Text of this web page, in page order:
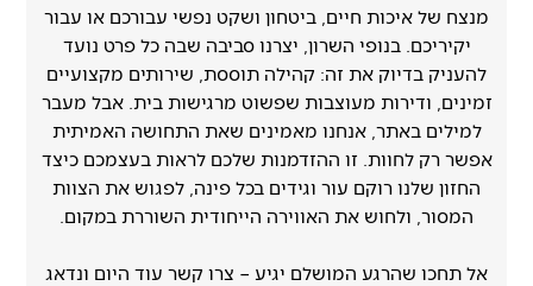
מנצח של איכות חיים, ביטחון ושקט נפשי עבורכם או עבור
יקיריכם. בנופי השרון, יצרנו סביבה שבה כל פרט נועד
להעניק בדיוק את זה: קהילה תוססת, שירותים מקצועיים
זמינים, ודירות מעוצבות שפשוט מרגישות בית. אבל מעבר
למילים באתר, אנחנו מאמינים שאת התחושה האמיתית
אפשר רק לחוות. זו ההזדמנות שלכם לראות בעצמכם כיצד
החזון שלנו רוקם עור וגידים בכל פינה, לפגוש את הצוות
המסור, ולחוש את האווירה הייחודית השוררת במקום.
אל תחכו שהרגע המושלם יגיע – צרו קשר עוד היום ונדאג